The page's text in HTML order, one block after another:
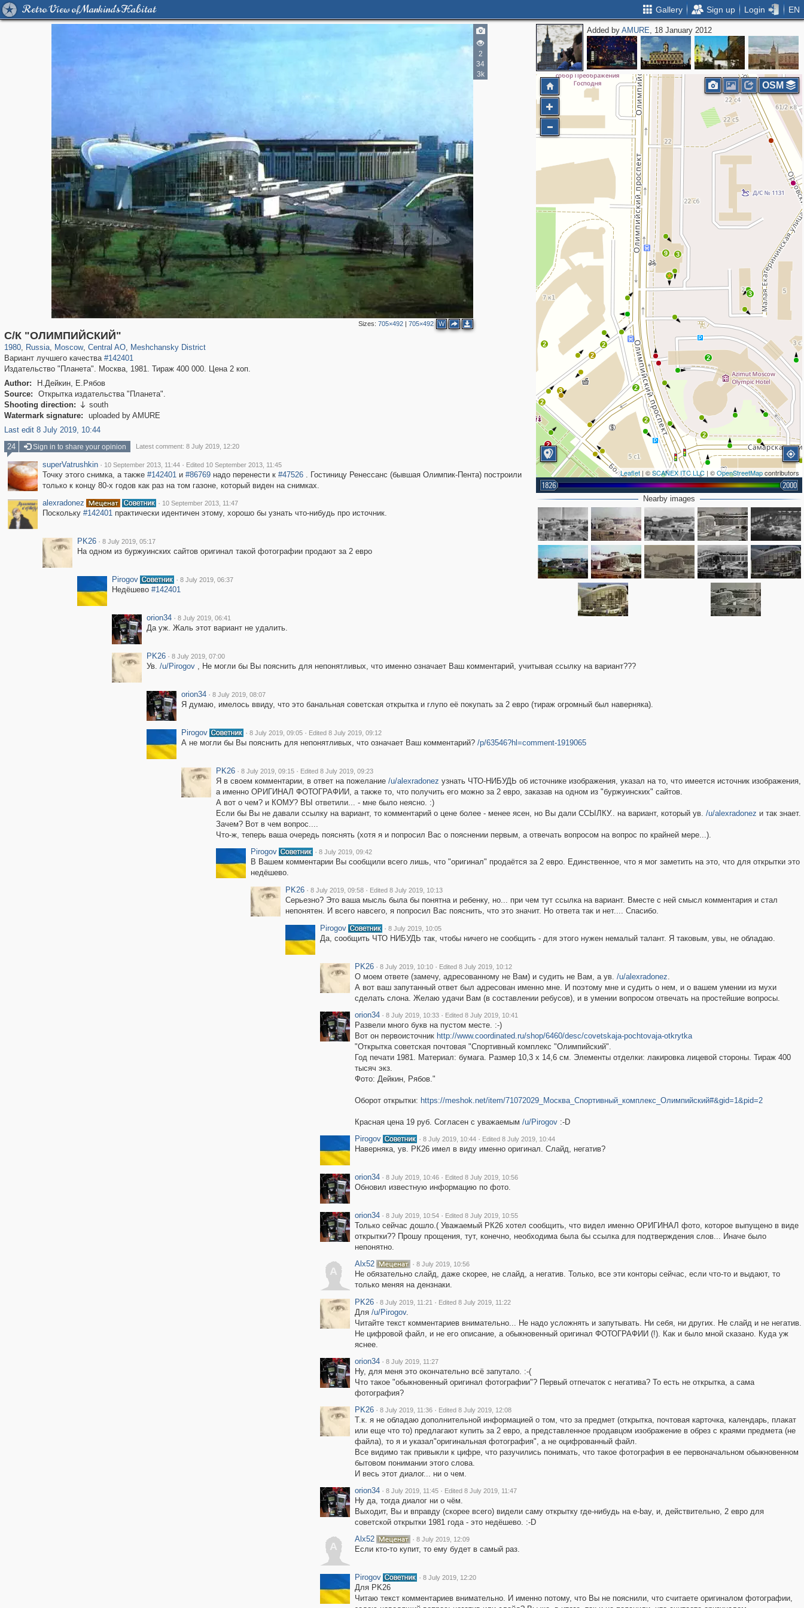
Retro View of Mankind's Habitat Gallery Sign up Login EN
2
34
3k
Sizes:705×492 |705×492 W
С/К "ОЛИМПИЙСКИЙ"
1980, Russia
1,407,363 29,248
, Moscow
319,882 8,286
, Central AO
160,021 5,916
, Meshchansky District
Вариант лучшего качества #142401
Издательство "Планета". Москва, 1981. Тираж 400 000. Цена 2 коп.
Author:
Н.Дейкин, Е.Рябов
Source:
Открытка издательства "Планета".
Shooting direction:  south
Watermark signature:
uploaded by AMURE
Last edit 8 July 2019, 10:44
Added byAMURE, 18 January 2012
2
2
4
2
2
2
3
2
2
2
2
2
9 3
3
Leaflet | ©SCANEX ITC LLC | ©OpenStreetMapcontributors
1826 2000
OSM
Nearby images
24 Sign in to share your opinion Latest comment: 8 July 2019, 12:20
superVatrushkin · 10 September 2013, 11:44 · Edited 10 September 2013, 11:45
Точку этого снимка, а также #142401и #86769надо перенести к #47526. Гостиницу Ренессанс (бывшая Олимпик-Пента) построили
только к концу 80-х годов как раз на том газоне, который виден на снимках.
alexradonez
· 10 September 2013, 11:47
Поскольку #142401практически идентичен этому, хорошо бы узнать что-нибудь про источник.
PK26 · 8 July 2019, 05:17
На одном из буржуинских сайтов оригинал такой фотографии продают за 2 евро
Pirogov · 8 July 2019, 06:37
Недёшево #142401
orion34 · 8 July 2019, 06:41
Да уж. Жаль этот вариант не удалить.
PK26 · 8 July 2019, 07:00
Ув. /u/Pirogov, Не могли бы Вы пояснить для непонятливых, что именно означает Ваш комментарий, учитывая ссылку на вариант???
orion34 · 8 July 2019, 08:07
Я думаю, имелось ввиду, что это банальная советская открытка и глупо её покупать за 2 евро (тираж огромный был наверняка).
Pirogov · 8 July 2019, 09:05 · Edited 8 July 2019, 09:12
А не могли бы Вы пояснить для непонятливых, что означает Ваш комментарий? /p/63546?hl=comment-1919065
PK26 · 8 July 2019, 09:15 · Edited 8 July 2019, 09:23
Я в своем комментарии, в ответ на пожелание /u/alexradonez узнать ЧТО-НИБУДЬ об источнике изображения, указал на то, что имеется источник изображения,
а именно ОРИГИНАЛ ФОТОГРАФИИ, а также то, что получить его можно за 2 евро, заказав на одном из "буржуинских" сайтов.
А вот о чем? и КОМУ? ВЫ ответили... - мне было неясно. :)
Если бы Вы не давали ссылку на вариант, то комментарий о цене более - менее ясен, но Вы дали ССЫЛКУ.. на вариант, который ув. /u/alexradonez и так знает.
Зачем? Вот в чем вопрос....
Что-ж, теперь ваша очередь пояснять (хотя я и попросил Вас о пояснении первым, а отвечать вопросом на вопрос по крайней мере...).
Pirogov
· 8 July 2019, 09:42
В Вашем комментарии Вы сообщили всего лишь, что "оригинал" продаётся за 2 евро. Единственное, что я мог заметить на это, что для открытки это
недёшево.
PK26 · 8 July 2019, 09:58 · Edited 8 July 2019, 10:13
Серьезно? Это ваша мысль была бы понятна и ребенку, но... при чем тут ссылка на вариант. Вместе с ней смысл комментария и стал
непонятен. И всего навсего, я попросил Вас пояснить, что это значит. Но ответа так и нет.... Спасибо.
Pirogov
· 8 July 2019, 10:05
Да, сообщить ЧТО НИБУДЬ так, чтобы ничего не сообщить - для этого нужен немалый талант. Я таковым, увы, не обладаю.
PK26 · 8 July 2019, 10:10 · Edited 8 July 2019, 10:12
О моем ответе (замечу, адресованному не Вам) и судить не Вам, а ув. /u/alexradonez.
А вот ваш запутанный ответ был адресован именно мне. И поэтому мне и судить о нем, и о вашем умении из мухи
сделать слона. Желаю удачи Вам (в составлении ребусов), и в умении вопросом отвечать на простейшие вопросы.
orion34 · 8 July 2019, 10:33 · Edited 8 July 2019, 10:41
Развели много букв на пустом месте. :-)
Вот он первоисточник http://www.coordinated.ru/shop/6460/desc/covetskaja-pochtovaja-otkrytka
"Открытка советская почтовая "Спортивный комплекс "Олимпийский".
Год печати 1981. Материал: бумага. Размер 10,3 х 14,6 см. Элементы отделки: лакировка лицевой стороны. Тираж 400
тысяч экз.
Фото: Дейкин, Рябов."
Оборот открытки: https://meshok.net/item/71072029_Москва_Спортивный_комплекс_Олимпийский#&gid=1&pid=2
Красная цена 19 руб. Согласен с уважаемым /u/Pirogov:-D
Pirogov
· 8 July 2019, 10:44 · Edited 8 July 2019, 10:44
Наверняка, ув. РК26 имел в виду именно оригинал. Слайд, негатив?
orion34 · 8 July 2019, 10:46 · Edited 8 July 2019, 10:56
Обновил известную информацию по фото.
orion34 · 8 July 2019, 10:54 · Edited 8 July 2019, 10:55
Только сейчас дошло.( Уважаемый РК26 хотел сообщить, что видел именно ОРИГИНАЛ фото, которое выпущено в виде
открытки?? Прошу прощения, тут, конечно, необходима была бы ссылка для подтверждения слов... Иначе было
непонятно.
A
Alx52 · 8 July 2019, 10:56
Не обязательно слайд, даже скорее, не слайд, а негатив. Только, все эти конторы сейчас, если что-то и выдают, то
только меняя на дензнаки.
PK26 · 8 July 2019, 11:21 · Edited 8 July 2019, 11:22
Для /u/Pirogov.
Читайте текст комментариев внимательно... Не надо усложнять и запутывать. Ни себя, ни других. Не слайд и не негатив.
Не цифровой файл, и не его описание, а обыкновенный оригинал ФОТОГРАФИИ (!). Как и было мной сказано. Куда уж
яснее.
orion34 · 8 July 2019, 11:27
Ну, для меня это окончательно всё запутало. :-(
Что такое "обыкновенный оригинал фотографии"? Первый отпечаток с негатива? То есть не открытка, а сама
фотография?
PK26 · 8 July 2019, 11:36 · Edited 8 July 2019, 12:08
Т.к. я не обладаю дополнительной информацией о том, что за предмет (открытка, почтовая карточка, календарь, плакат
или еще что то) предлагают купить за 2 евро, а представленное продавцом изображение в обрез с краями предмета (не
файла), то я и указал"оригинальная фотография", а не оцифрованный файл.
Все видимо так привыкли к цифре, что разучились понимать, что такое фотография в ее первоначальном обыкновенном
бытовом понимании этого слова.
И весь этот диалог... ни о чем.
orion34 · 8 July 2019, 11:45 · Edited 8 July 2019, 11:47
Ну да, тогда диалог ни о чём.
Выходит, Вы и вправду (скорее всего) видели саму открытку где-нибудь на e-bay, и, действительно, 2 евро для
советской открытки 1981 года - это недёшево. :-D
A
Alx52 · 8 July 2019, 12:09
Если кто-то купит, то ему будет в самый раз.
Pirogov · 8 July 2019, 12:20
Для PK26
Читаю текст комментариев внимательно. И именно потому, что Вы не пояснили, что считаете оригиналом фотографии,